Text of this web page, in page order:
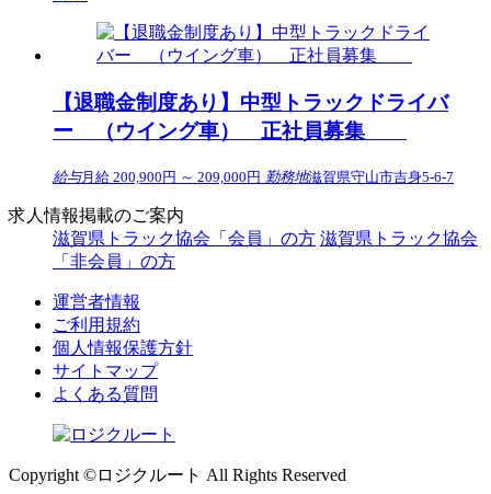
【退職金制度あり】中型トラックドライバ
ー （ウイング車） 正社員募集
給与月給 200,900円 ～ 209,000円 勤務地滋賀県守山市吉身5-6-7
求人情報掲載のご案内
滋賀県トラック協会「会員」の方 滋賀県トラック協会
「非会員」の方
運営者情報
ご利用規約
個人情報保護方針
サイトマップ
よくある質問
Copyright ©ロジクルート All Rights Reserved